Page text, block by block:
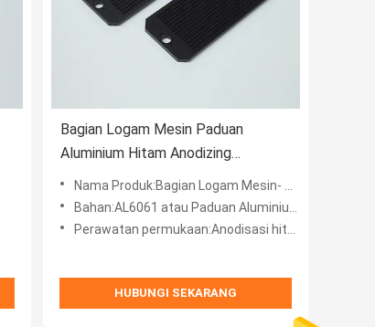
Bagian Logam Mesin Paduan
Aluminium Hitam Anodizing
Serbaguna
Nama Produk:Bagian Logam Mesin- Perlengkapan Uji
Bahan:AL6061 atau Paduan Aluminium
Perawatan permukaan:Anodisasi hitam
HUBUNGI SEKARANG